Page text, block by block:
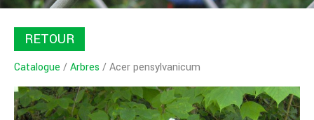
RETOUR
Catalogue /Arbres / Acer pensylvanicum